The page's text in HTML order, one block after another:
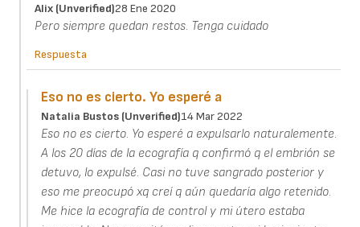
Alix (unverified)28 Ene 2020
Pero siempre quedan restos. Tenga cuidado
Respuesta
Eso no es cierto. Yo esperé a
Natalia Bustos (unverified)14 Mar 2022
Eso no es cierto. Yo esperé a expulsarlo naturalemente.
A los 20 días de la ecografía q confirmó q el embrión se
detuvo, lo expulsé. Casi no tuve sangrado posterior y
eso me preocupó xq creí q aún quedaría algo retenido.
Me hice la ecografía de control y mi útero estaba